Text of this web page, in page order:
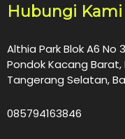
Hubungi Kami
Althia Park Blok A6 No
Pondok Kacang Barat,
Tangerang Selatan,
085794163846